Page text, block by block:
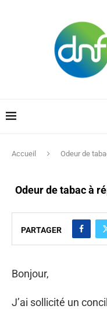
Accueil Odeur de
Odeur de tabac à
PARTAGER
Bonjour,
J’ai sollicité un